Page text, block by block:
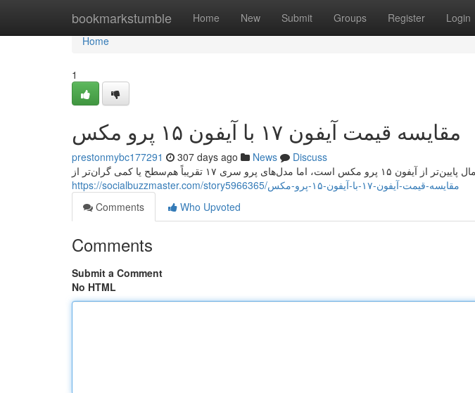
bookmarkstumble Home New Submit Groups Register Login
Home
Home
1
مقایسه قیمت آیفون ۱۷ با آیفون ۱۵ پرو مکس
prestonmybc177291 307 days ago News
Discuss
https://socialbuzzmaster.com/story5966365/مقایسه-قیمت-آیفون-۱۷-با-آیفون-۱۵-پرو-مکس
Comments
Who Upvoted
Comments
Submit a Comment
No HTML